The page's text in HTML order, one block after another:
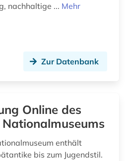
Wirtschaftswissenschaften (1)
Zeitungen und Magazine (0)
nachhaltige ... Mehr
Zur Datenbank
Online des
enthält
bis zum Jugendstil.